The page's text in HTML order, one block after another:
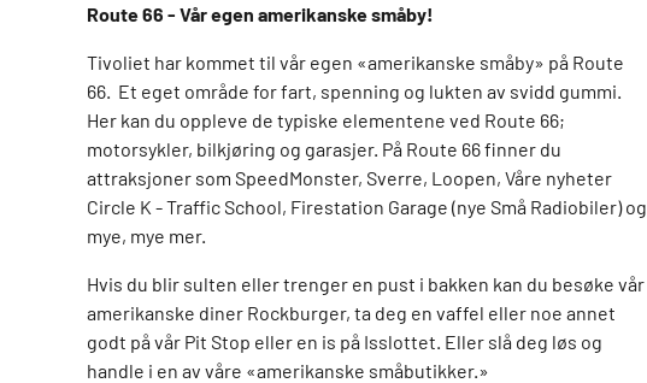
Route 66 - Vår egen amerikanske småby!
Tivoliet har kommet til vår egen «amerikanske småby» på Route
66. Et eget område for fart, spenning og lukten av svidd gummi.
Her kan du oppleve de typiske elementene ved Route 66;
motorsykler, bilkjøring og garasjer. På Route 66 finner du
attraksjoner som SpeedMonster, Sverre, Loopen, Våre nyheter
Circle K - Traffic School, Firestation Garage (nye Små Radiobiler) og
mye, mye mer.
Hvis du blir sulten eller trenger en pust i bakken kan du besøke vår
amerikanske diner Rockburger, ta deg en vaffel eller noe annet
godt på vår Pit Stop eller en is på Isslottet. Eller slå deg løs og
handle i en av våre «amerikanske småbutikker.»